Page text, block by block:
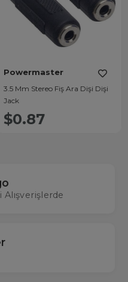
Powermaster
3.5 Mm Stereo Fiş Ara Dişi Dişi
Jack
$0.87